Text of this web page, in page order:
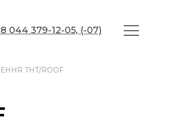
044 379-12-05, (-07)
THT/ROOF